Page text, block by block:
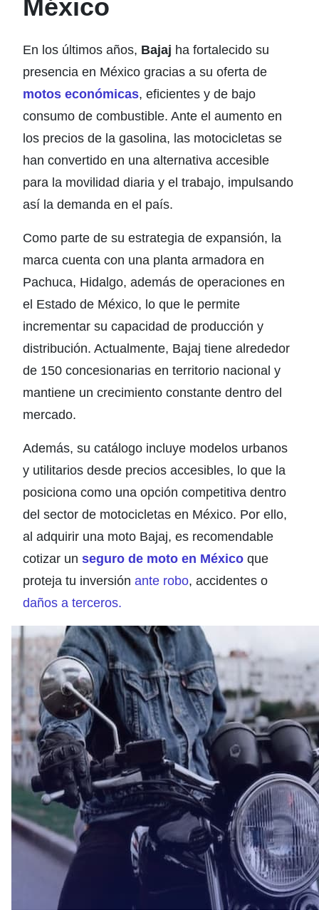
México
En los últimos años, Bajaj ha fortalecido su
presencia en México gracias a su oferta de
motos económicas, eficientes y de bajo
consumo de combustible. Ante el aumento en
los precios de la gasolina, las motocicletas se
han convertido en una alternativa accesible
para la movilidad diaria y el trabajo, impulsando
así la demanda en el país.
Como parte de su estrategia de expansión, la
marca cuenta con una planta armadora en
Pachuca, Hidalgo, además de operaciones en
el Estado de México, lo que le permite
incrementar su capacidad de producción y
distribución. Actualmente, Bajaj tiene alrededor
de 150 concesionarias en territorio nacional y
mantiene un crecimiento constante dentro del
mercado.
Además, su catálogo incluye modelos urbanos
y utilitarios desde precios accesibles, lo que la
posiciona como una opción competitiva dentro
del sector de motocicletas en México. Por ello,
al adquirir una moto Bajaj, es recomendable
cotizar un seguro de moto en México que
proteja tu inversión ante robo, accidentes o
daños a terceros.